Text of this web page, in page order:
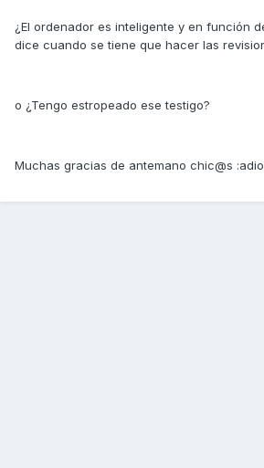
¿El ordenador es inteligente y en función
dice cuando se tiene que hacer las
o ¿Tengo estropeado ese testigo?
Muchas gracias de antemano chic@s